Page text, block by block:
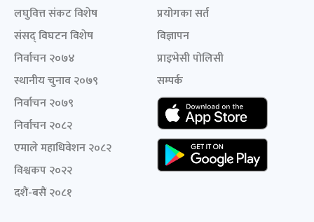
लघुवित्त संकट विशेष
संसद् विघटन विशेष
निर्वाचन २०७४
स्थानीय चुनाव २०७९
निर्वाचन २०७९
निर्वाचन २०८२
एमाले महाधिवेशन २०८२
विश्वकप २०२२
दशैं-बसैं २०८१
प्रयोगका सर्त
विज्ञापन
प्राइभेसी पोलिसी
सम्पर्क